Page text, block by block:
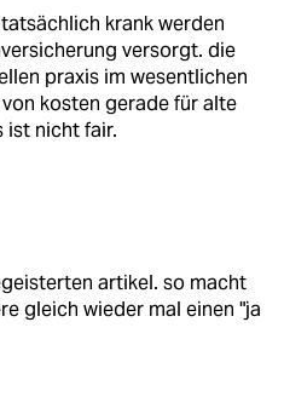
krank werden
versorgt. die
praxis im wesentlichen
kosten gerade für alte
ist nicht fair.
artikel. so macht
gleich wieder mal einen "ja